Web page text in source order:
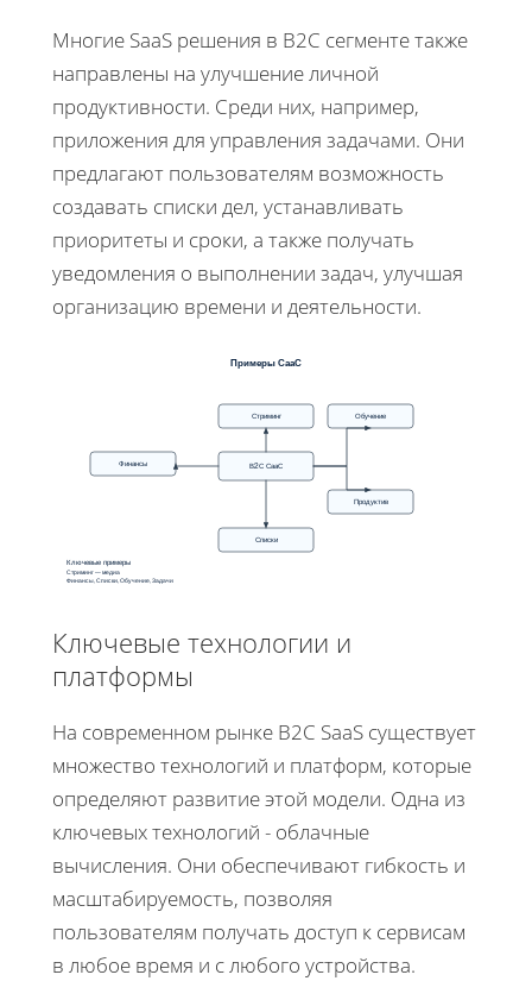
Многие SaaS решения в B2C сегменте также
направлены на улучшение личной
продуктивности. Среди них, например,
приложения для управления задачами. Они
предлагают пользователям возможность
создавать списки дел, устанавливать
приоритеты и сроки, а также получать
уведомления о выполнении задач, улучшая
организацию времени и деятельности.
Примеры СааС
Стриминг Обучение
Продуктив
Списки
Финансы В2С СааС
Ключевые примеры
Стриминг — медиа
Финансы, Списки, Обучение, Задачи
Ключевые технологии и
платформы
На современном рынке B2C SaaS существует
множество технологий и платформ, которые
определяют развитие этой модели. Одна из
ключевых технологий - облачные
вычисления. Они обеспечивают гибкость и
масштабируемость, позволяя
пользователям получать доступ к сервисам
в любое время и с любого устройства.